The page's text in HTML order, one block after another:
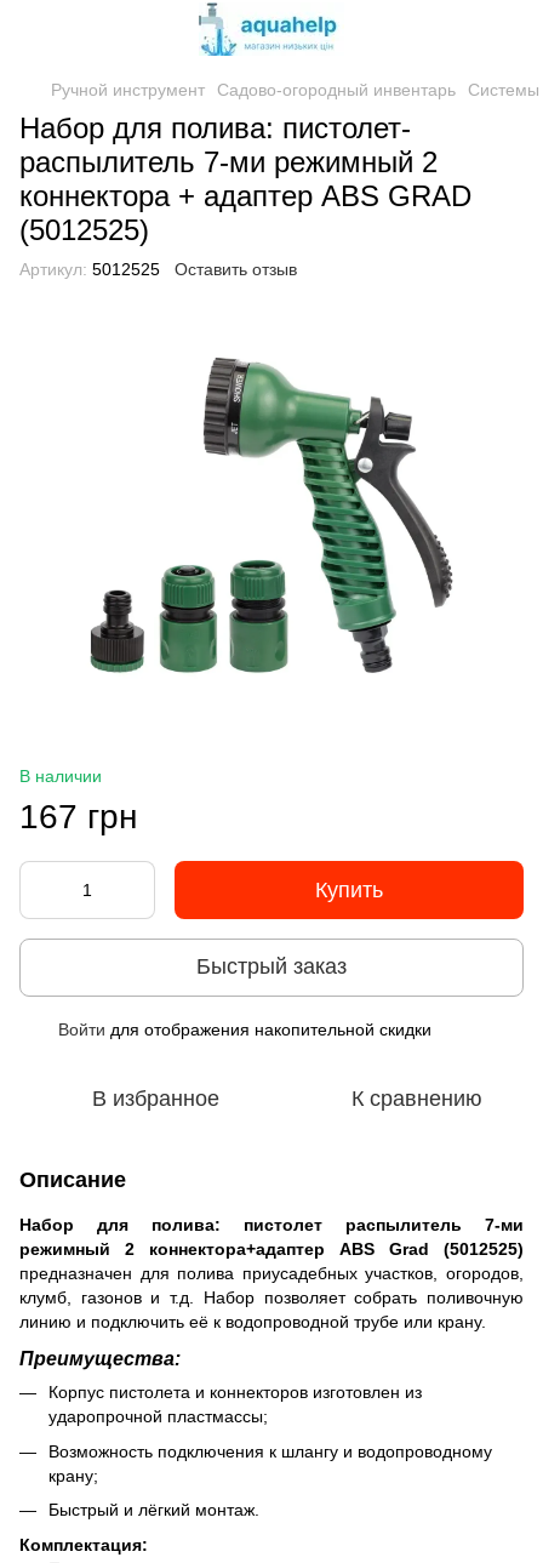
Ручной инструмент Садово-огородный инвентарь Системы
Набор для полива: пистолет-
распылитель 7-ми режимный 2
коннектора + адаптер ABS GRAD
(5012525)
Артикул: 5012525 Оставить отзыв
В наличии
167 грн
Купить
Быстрый заказ
Войти для отображения накопительной скидки
В избранное К сравнению
Описание
Набор для полива: пистолет распылитель 7-ми
режимный 2 коннектора+адаптер ABS Grad (5012525)
предназначен для полива приусадебных участков, огородов,
клумб, газонов и т.д. Набор позволяет собрать поливочную
линию и подключить её к водопроводной трубе или крану.
Преимущества:
Корпус пистолета и коннекторов изготовлен из
ударопрочной пластмассы;
Возможность подключения к шлангу и водопроводному
крану;
Быстрый и лёгкий монтаж.
Комплектация: